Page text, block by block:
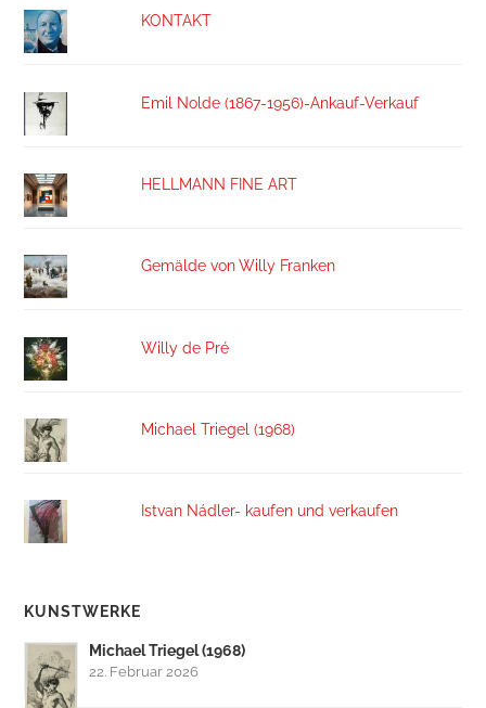
KONTAKT
Emil Nolde (1867-1956)-Ankauf-Verkauf
HELLMANN FINE ART
Gemälde von Willy Franken
Willy de Pré
Michael Triegel (1968)
Istvan Nádler- kaufen und verkaufen
KUNSTWERKE
Michael Triegel (1968)
22. Februar 2026